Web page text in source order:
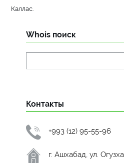
Каллас.
Whois поиск
Контакты
+993 (12) 95-55-96
г. Ашхабад, ул.